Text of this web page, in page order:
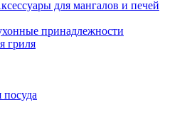
для мангалов и печей
принадлежности
гриля